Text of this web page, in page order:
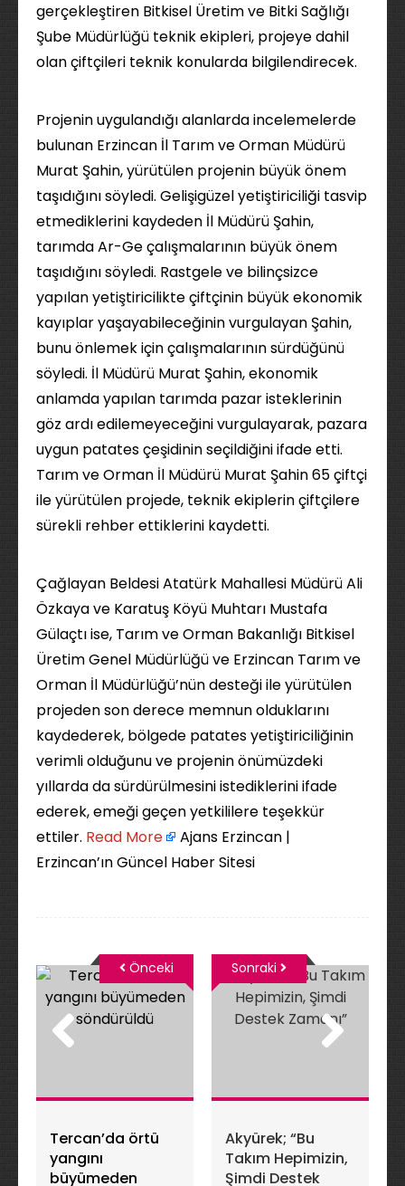
gerçekleştiren Bitkisel Üretim ve Bitki Sağlığı
Şube Müdürlüğü teknik ekipleri, projeye dahil
olan çiftçileri teknik konularda bilgilendirecek.
Projenin uygulandığı alanlarda incelemelerde
bulunan Erzincan İl Tarım ve Orman Müdürü
Murat Şahin, yürütülen projenin büyük önem
taşıdığını söyledi. Gelişigüzel yetiştiriciliği tasvip
etmediklerini kaydeden İl Müdürü Şahin,
tarımda Ar-Ge çalışmalarının büyük önem
taşıdığını söyledi. Rastgele ve bilinçsizce
yapılan yetiştiricilikte çiftçinin büyük ekonomik
kayıplar yaşayabileceğinin vurgulayan Şahin,
bunu önlemek için çalışmalarının sürdüğünü
söyledi. İl Müdürü Murat Şahin, ekonomik
anlamda yapılan tarımda pazar isteklerinin
göz ardı edilemeyeceğini vurgulayarak, pazara
uygun patates çeşidinin seçildiğini ifade etti.
Tarım ve Orman İl Müdürü Murat Şahin 65 çiftçi
ile yürütülen projede, teknik ekiplerin çiftçilere
sürekli rehber ettiklerini kaydetti.
Çağlayan Beldesi Atatürk Mahallesi Müdürü Ali
Özkaya ve Karatuş Köyü Muhtarı Mustafa
Gülaçtı ise, Tarım ve Orman Bakanlığı Bitkisel
Üretim Genel Müdürlüğü ve Erzincan Tarım ve
Orman İl Müdürlüğü’nün desteği ile yürütülen
projeden son derece memnun olduklarını
kaydederek, bölgede patates yetiştiriciliğinin
verimli olduğunu ve projenin önümüzdeki
yıllarda da sürdürülmesini istediklerini ifade
ederek, emeği geçen yetkililere teşekkür
ettiler. ​ Read More
Ajans Erzincan |
Erzincan’ın Güncel Haber Sitesi
Tercan’da örtü
yangını
büyümeden
Önceki
Akyürek; “Bu
Takım Hepimizin,
Şimdi Destek
Sonraki